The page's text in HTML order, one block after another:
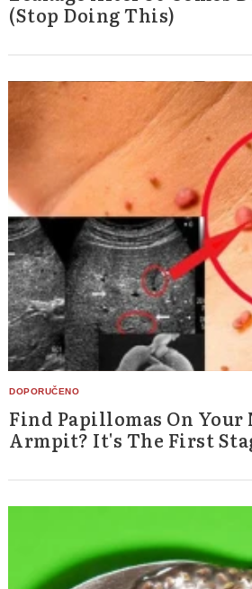
(Stop Doing This)
Find Papillomas On Your
Armpit? It's The First